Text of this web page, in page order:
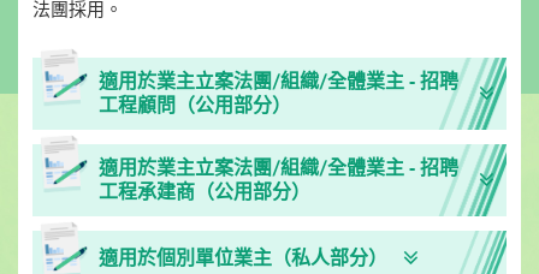
法團採用。
適用於業主立案法團/組織/全體業主 - 招聘
工程顧問（公用部分）
適用於業主立案法團/組織/全體業主 - 招聘
工程承建商（公用部分）
適用於個別單位業主（私人部分）